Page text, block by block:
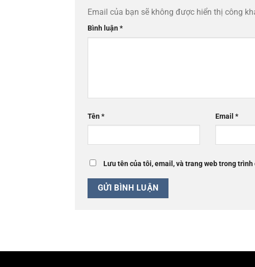
Email của bạn sẽ không được hiển thị công
Bình luận*
Tên* Email *
Lưu tên của tôi, email, và trang web trong